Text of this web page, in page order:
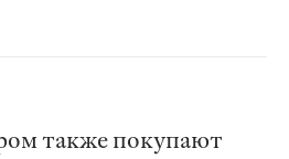
также покупают